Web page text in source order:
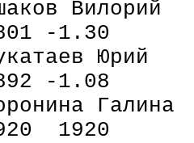
-1.30
-1.08
1920